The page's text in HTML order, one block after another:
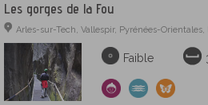
Les gorges de la Fou
Arles-sur-Tech, Vallespir, Pyrénées-
Faible